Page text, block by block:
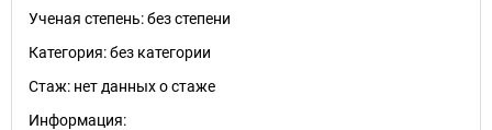
Ученая степень:без степени
Категория:без категории
Стаж: нет данных о стаже
Информация: